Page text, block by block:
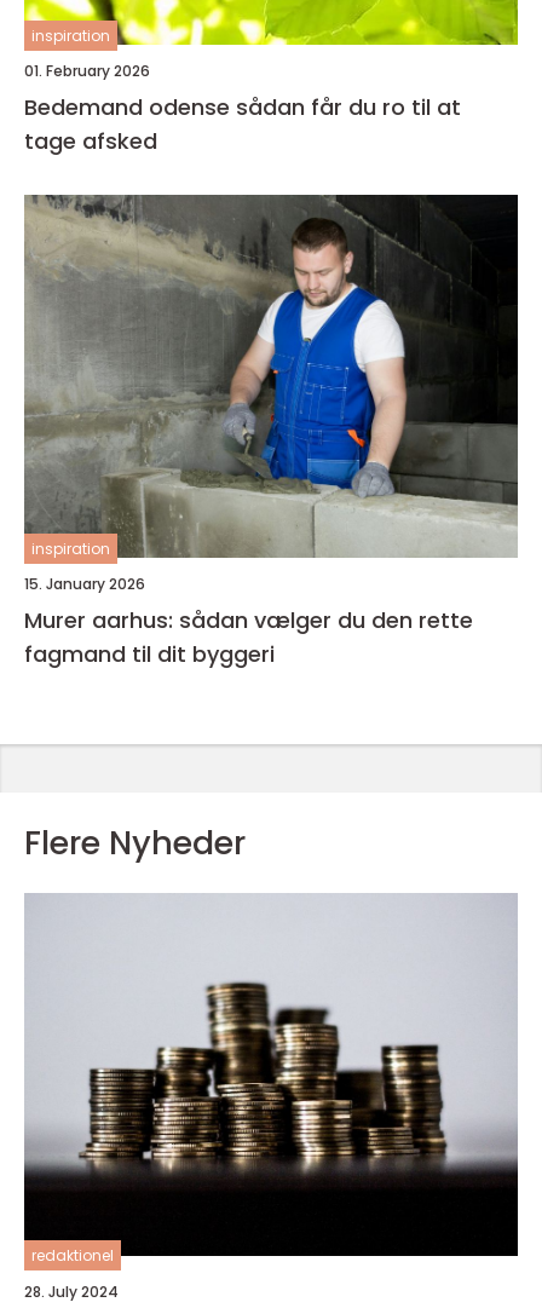
inspiration
01. February 2026
Bedemand odense sådan får du ro til at
tage afsked
inspiration
15. January 2026
Murer aarhus: sådan vælger du den rette
fagmand til dit byggeri
Flere Nyheder
redaktionel
28. July 2024